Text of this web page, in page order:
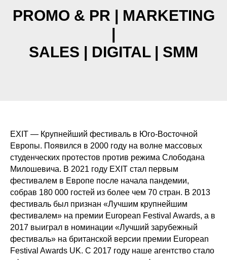
PROMO & PR | MARKETING
|
SALES | DIGITAL | SMM
EXIT — Крупнейший фестиваль в Юго-Восточной
Европы. Появился в 2000 году на волне массовых
студенческих протестов против режима Слободана
Милошевича. В 2021 году EXIT стал первым
фестивалем в Европе после начала пандемии,
собрав 180 000 гостей из более чем 70 стран. В 2013
фестиваль был признан «Лучшим крупнейшим
фестивалем» на премии European Festival Awards, а в
2017 выиграл в номинации «Лучший зарубежный
фестиваль» на британской версии премии European
Festival Awards UK. С 2017 году наше агентство стало